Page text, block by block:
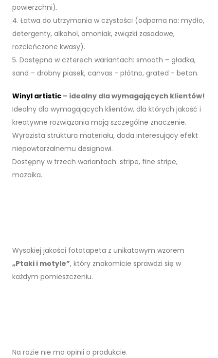
powierzchni).
4. Łatwa do utrzymania w czystości (odporna na: mydło,
detergenty, alkohol, amoniak, związki zasadowe,
rozcieńczone kwasy).
5. Dostępna w czterech wariantach: smooth – gładka,
sand – drobny piasek, canvas - płótno, grated - beton.
Winyl artistic – idealny dla wymagających klientów!
Idealny dla wymagających klientów, dla których jakość i
kreatywne rozwiązania mają szczególne znaczenie.
Wyrazista struktura materiału, doda interesujący efekt
niepowtarzalnemu designowi.
Dostępny w trzech wariantach: stripe, fine stripe,
mozaika.
Wysokiej jakości fototapeta z unikatowym wzorem
„Ptaki i motyle”, który znakomicie sprawdzi się w
każdym pomieszczeniu.
Na razie nie ma opinii o produkcie.